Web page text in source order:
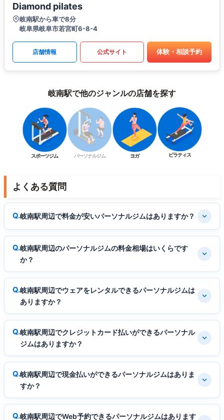
Diamond pilates
岐南駅から車で8分
岐阜県岐阜市若宮町6-8-4
店舗情報 公式サイト 体験・相談予約
岐南駅で他のジャンルの店舗を探す
スポーツジム パーソナルジム ヨガ ピラティス
よくある質問
岐南駅周辺で料金が安いパーソナルジムはありますか？
岐南駅周辺のパーソナルジムの料金相場はいくらです
か？
岐南駅周辺でウェアをレンタルできるパーソナルジムは
ありますか？
岐南駅周辺でクレジットカード払いができるパーソナル
ジムはありますか？
岐南駅周辺で現金払いができるパーソナルジムはありま
すか？
岐南駅周辺でWeb予約できるパーソナルジムはあります